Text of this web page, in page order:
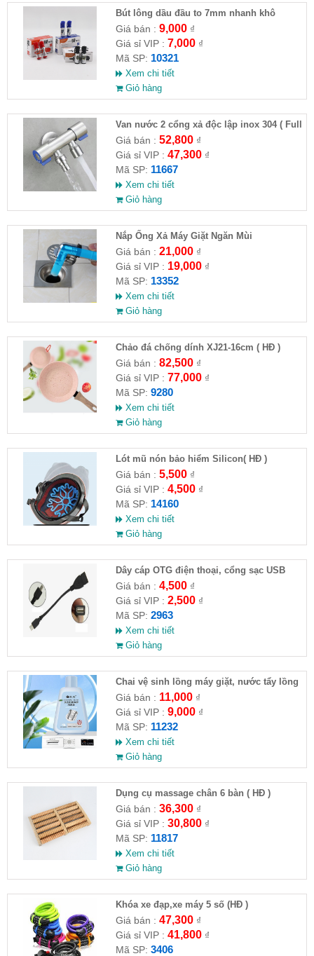
Bút lông dầu đầu to 7mm nhanh khô
Giá bán : 9,000₫
Giá sỉ VIP : 7,000₫
Mã SP: 10321
Xem chi tiết
Giỏ hàng
Van nước 2 cổng xả độc lập inox 304 ( Full
VAT )
Giá bán : 52,800₫
Giá sỉ VIP : 47,300₫
Mã SP: 11667
Xem chi tiết
Giỏ hàng
Nắp Ống Xả Máy Giặt Ngăn Mùi
Giá bán : 21,000₫
Giá sỉ VIP : 19,000₫
Mã SP: 13352
Xem chi tiết
Giỏ hàng
Chảo đá chống dính XJ21-16cm ( HĐ )
Giá bán : 82,500₫
Giá sỉ VIP : 77,000₫
Mã SP: 9280
Xem chi tiết
Giỏ hàng
Lót mũ nón bảo hiểm Silicon( HĐ )
Giá bán : 5,500₫
Giá sỉ VIP : 4,500₫
Mã SP: 14160
Xem chi tiết
Giỏ hàng
Dây cáp OTG điện thoại, cổng sạc USB
Giá bán : 4,500₫
Giá sỉ VIP : 2,500₫
Mã SP: 2963
Xem chi tiết
Giỏ hàng
Chai vệ sinh lồng máy giặt, nước tẩy lồng
máy giặt CLEANING FLUID
Giá bán : 11,000₫
Giá sỉ VIP : 9,000₫
Mã SP: 11232
Xem chi tiết
Giỏ hàng
Dụng cụ massage chân 6 bàn ( HĐ )
Giá bán : 36,300₫
Giá sỉ VIP : 30,800₫
Mã SP: 11817
Xem chi tiết
Giỏ hàng
Khóa xe đạp,xe máy 5 số (HĐ )
Giá bán : 47,300₫
Giá sỉ VIP : 41,800₫
Mã SP: 3406